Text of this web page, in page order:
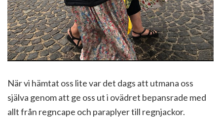
När vi hämtat oss lite var det dags att utmana oss
själva genom att ge oss ut i ovädret bepansrade med
allt från regncape och paraplyer till regnjackor.